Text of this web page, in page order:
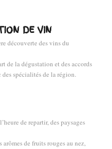
DE VIN
découverte des vins du
de la dégustation et des accords
des spécialités de la région.
de repartir, des paysages
arômes de fruits rouges au nez,